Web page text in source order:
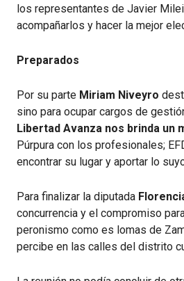
los representantes de Javier
acompañarlos y hacer la mejor
Preparados
Por su parte Miriam Niveyro
sino para ocupar cargos de
Libertad Avanza nos brinda un
Púrpura con los profesionales;
encontrar su lugar y aportar lo
Para finalizar la diputada
concurrencia y el compromiso
peronismo como es lomas de
percibe en las calles del distrito